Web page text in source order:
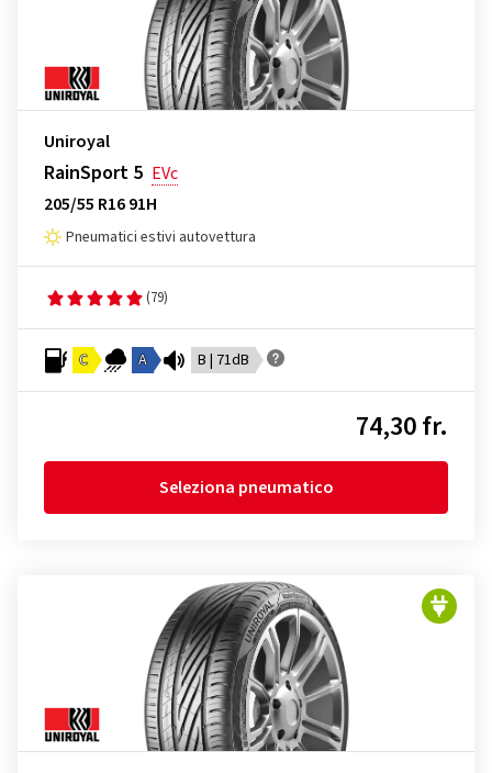
Uniroyal
RainSport 5 EVc
205/55 R16 91H
Pneumatici estivi autovettura
(79)
C A B | 71dB
74,30 fr.
Seleziona pneumatico